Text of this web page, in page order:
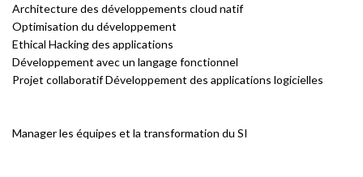
Architecture des développements cloud natif
Optimisation du développement
Ethical Hacking des applications
Développement avec un langage fonctionnel
Projet collaboratif Développement des applications logicielles
Manager les équipes et la transformation du SI